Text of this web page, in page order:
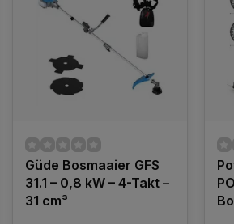
Güde Bosmaaier GFS
31.1 – 0,8 kW – 4-Takt –
31 cm³